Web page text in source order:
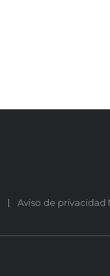
Aviso de privacidad